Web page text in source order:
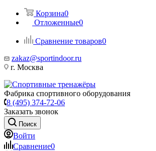
Корзина0
Отложенные0
Сравнение товаров0
zakaz@sportindoor.ru
г. Москва
Фабрика спортивного оборудования
8 (495) 374-72-06
Заказать звонок
Поиск
Войти
Сравнение0